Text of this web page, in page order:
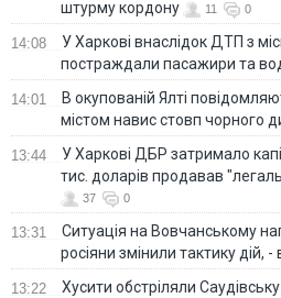
штурму кордону
11 0
14:08
У Харкові внаслідок ДТП з
постраждали пасажири та
14:01
В окупованій Ялті
містом навис стовп чорного
13:44
У Харкові ДБР затримало
тис. доларів продавав
37 0
13:31
Ситуація на Вовчанському
росіяни змінили тактику дій, -
13:22
Хусити обстріляли